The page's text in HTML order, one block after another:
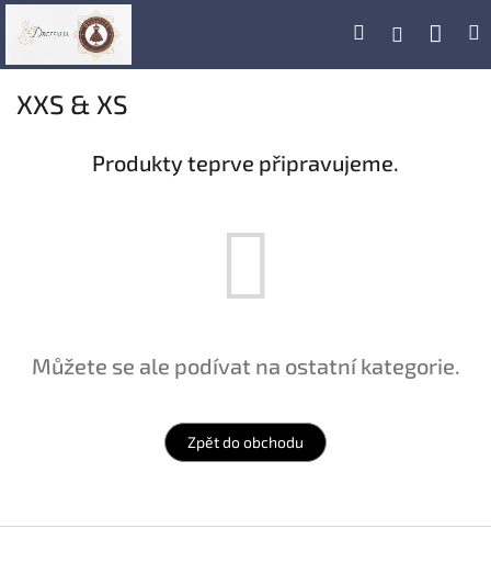
Přejít
Hledat Přihlášení
XXS & XS
Produkty teprve připravujeme.
Můžete se ale podívat na ostatní kategorie.
Zpět do obchodu